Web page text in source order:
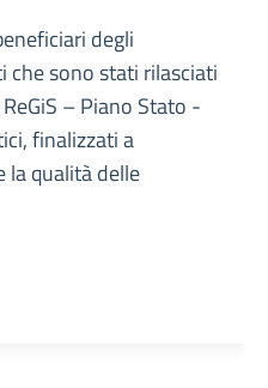
degli
sono stati rilasciati
– Piano Stato -
finalizzati a
la qualità delle